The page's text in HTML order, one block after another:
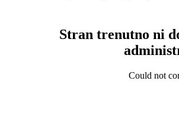
Stran trenutno ni
Could not